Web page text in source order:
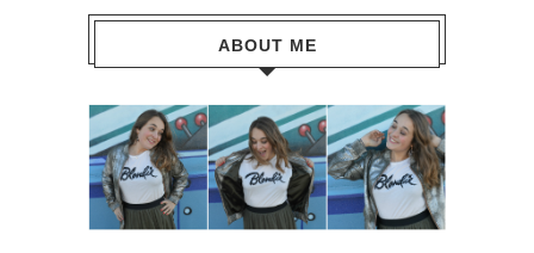
ABOUT ME